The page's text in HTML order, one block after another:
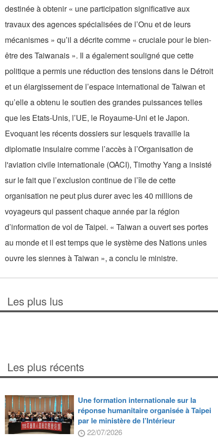
destinée à obtenir « une participation significative aux
travaux des agences spécialisées de l’Onu et de leurs
mécanismes » qu’il a décrite comme « cruciale pour le bien-
être des Taiwanais ». Il a également souligné que cette
politique a permis une réduction des tensions dans le Détroit
et un élargissement de l’espace international de Taiwan et
qu’elle a obtenu le soutien des grandes puissances telles
que les Etats-Unis, l’UE, le Royaume-Uni et le Japon.
Evoquant les récents dossiers sur lesquels travaille la
diplomatie insulaire comme l’accès à l’Organisation de
l'aviation civile internationale (OACI), Timothy Yang a insisté
sur le fait que l’exclusion continue de l’île de cette
organisation ne peut plus durer avec les 40 millions de
voyageurs qui passent chaque année par la région
d’information de vol de Taipei. « Taiwan a ouvert ses portes
au monde et il est temps que le système des Nations unies
ouvre les siennes à Taiwan », a conclu le ministre.
Les plus lus
Les plus récents
Une formation internationale sur la
réponse humanitaire organisée à Taipei
par le ministère de l’Intérieur
22/07/2026